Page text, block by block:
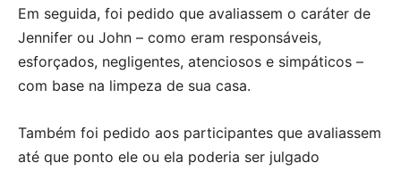
Em seguida, foi pedido que avaliassem o caráter de
Jennifer ou John – como eram responsáveis,
esforçados, negligentes, atenciosos e simpáticos –
com base na limpeza de sua casa.
Também foi pedido aos participantes que avaliassem
até que ponto ele ou ela poderia ser julgado